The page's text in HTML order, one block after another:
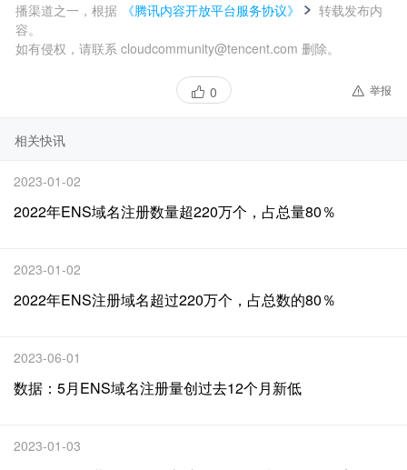
播渠道之一，根据
《腾讯内容开放平台服务协议》
转载发布内
容。
如有侵权，请联系 cloudcommunity@tencent.com 删除。
0 举报
相关快讯
2023-01-02
2022年ENS域名注册数量超220万个，占总量80％
2023-01-02
2022年ENS注册域名超过220万个，占总数的80％
2023-06-01
数据：5月ENS域名注册量创过去12个月新低
2023-01-03